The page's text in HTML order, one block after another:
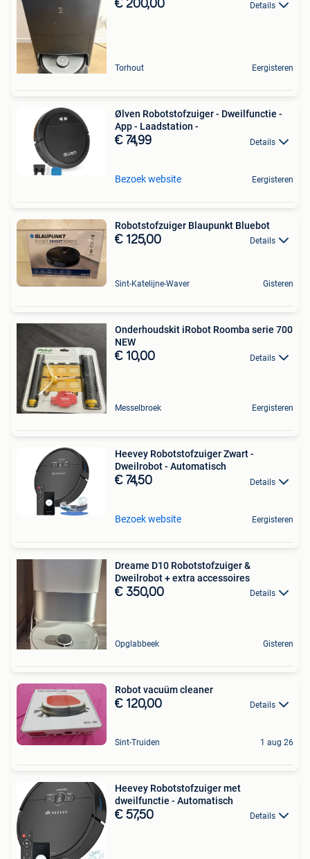
€ 200,00 Details
Torhout Eergisteren
Ølven Robotstofzuiger - Dweilfunctie -
App - Laadstation -
€ 74,99 Details
Bezoek website Eergisteren
Robotstofzuiger Blaupunkt Bluebot
€ 125,00 Details
Sint-Katelijne-Waver Gisteren
Onderhoudskit iRobot Roomba serie 700
NEW
€ 10,00 Details
Messelbroek Eergisteren
Heevey Robotstofzuiger Zwart -
Dweilrobot - Automatisch
€ 74,50 Details
Bezoek website Eergisteren
Dreame D10 Robotstofzuiger &
Dweilrobot + extra accessoires
€ 350,00 Details
Opglabbeek Gisteren
Robot vacuüm cleaner
€ 120,00 Details
Sint-Truiden 1 aug 26
Heevey Robotstofzuiger met
dweilfunctie - Automatisch
€ 57,50 Details